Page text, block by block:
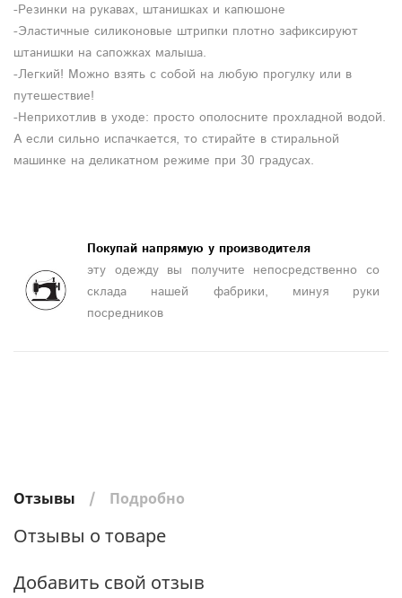
-Резинки на рукавах, штанишках и капюшоне
-Эластичные силиконовые штрипки плотно зафиксируют
штанишки на сапожках малыша.
-Легкий! Можно взять с собой на любую прогулку или в
путешествие!
-Неприхотлив в уходе: просто ополосните прохладной водой.
А если сильно испачкается, то стирайте в стиральной
машинке на деликатном режиме при 30 градусах.
Покупай напрямую у производителя
эту одежду вы получите непосредственно со
склада нашей фабрики, минуя руки
посредников
Отзывы Подробно
Отзывы о товаре
Добавить свой отзыв